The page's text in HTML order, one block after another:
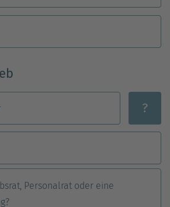
?
Personalrat oder eine